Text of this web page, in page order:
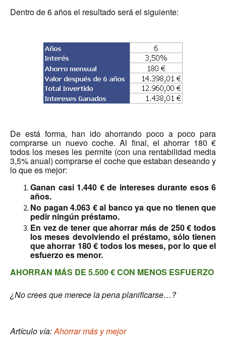
Dentro de 6 años el resultado será el siguiente:
De está forma, han ido ahorrando poco a poco para
comprarse un nuevo coche. Al final, el ahorrar 180 €
todos los meses les permite (con una rentabilidad media
3,5% anual) comprarse el coche que estaban deseando y
lo que es mejor:
Ganan casi 1.440 € de intereses durante esos 6
años.
No pagan 4.063 € al banco ya que no tienen que
pedir ningún préstamo.
En vez de tener que ahorrar más de 250 € todos
los meses devolviendo el préstamo, sólo tienen
que ahorrar 180 € todos los meses, por lo que el
esfuerzo es menor.
AHORRAN MÁS DE 5.500 € CON MENOS ESFUERZO
¿No crees que merece la pena planificarse…?
Artículo vía:Ahorrar más y mejor